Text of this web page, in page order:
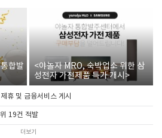
합발
<야놀자 MRO, 숙박업소 위한 삼
성전자 가전제품 특가 개시>
휴 및 금융서비스 게시
19건 적발
더보기